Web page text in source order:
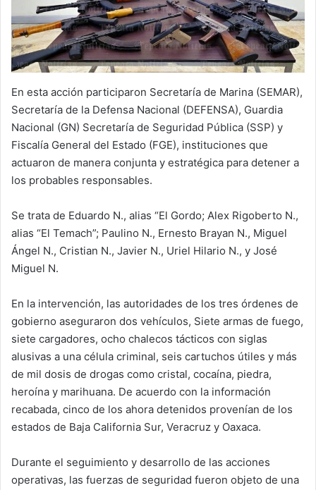
En esta acción participaron Secretaría de Marina (SEMAR),
Secretaría de la Defensa Nacional (DEFENSA), Guardia
Nacional (GN) Secretaría de Seguridad Pública (SSP) y
Fiscalía General del Estado (FGE), instituciones que
actuaron de manera conjunta y estratégica para detener a
los probables responsables.
Se trata de Eduardo N., alias “El Gordo; Alex Rigoberto N.,
alias “El Temach”; Paulino N., Ernesto Brayan N., Miguel
Ángel N., Cristian N., Javier N., Uriel Hilario N., y José
Miguel N.
En la intervención, las autoridades de los tres órdenes de
gobierno aseguraron dos vehículos, Siete armas de fuego,
siete cargadores, ocho chalecos tácticos con siglas
alusivas a una célula criminal, seis cartuchos útiles y más
de mil dosis de drogas como cristal, cocaína, piedra,
heroína y marihuana. De acuerdo con la información
recabada, cinco de los ahora detenidos provenían de los
estados de Baja California Sur, Veracruz y Oaxaca.
Durante el seguimiento y desarrollo de las acciones
operativas, las fuerzas de seguridad fueron objeto de una